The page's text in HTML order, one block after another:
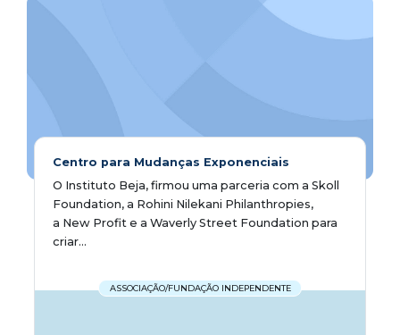
Centro para Mudanças Exponenciais
O Instituto Beja, firmou uma parceria com a Skoll
Foundation, a Rohini Nilekani Philanthropies,
a New Profit e a Waverly Street Foundation para
criar...
ASSOCIAÇÃO/FUNDAÇÃO INDEPENDENTE